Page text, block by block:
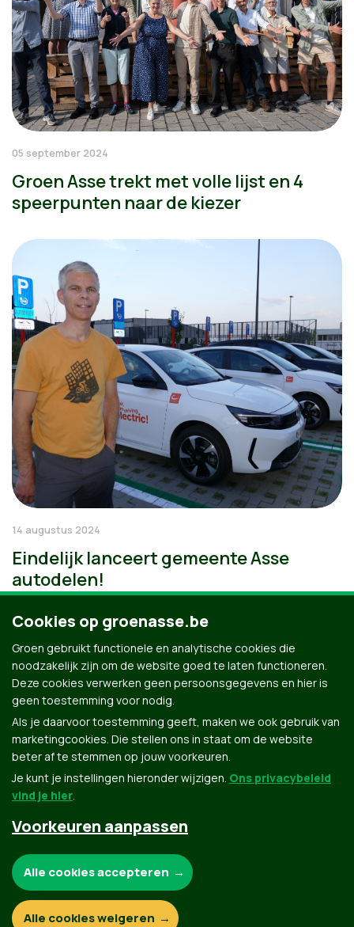
05 september 2024
Groen Asse trekt met volle lijst en 4
speerpunten naar de kiezer
14 augustus 2024
Eindelijk lanceert gemeente Asse
autodelen!
Groen.be
Contact Privacybeleid
Cookies op groenasse.be
Groen gebruikt functionele en analytische cookies die
noodzakelijk zijn om de website goed te laten functioneren.
Deze cookies verwerken geen persoonsgegevens en hier is
geen toestemming voor nodig.
Als je daarvoor toestemming geeft, maken we ook gebruik van
marketingcookies. Die stellen ons in staat om de website
beter af te stemmen op jouw voorkeuren.
Je kunt je instellingen hieronder wijzigen. Ons privacybeleid
vind je hier.
Voorkeuren aanpassen
Functionele en analytische cookies:
Alle cookies accepteren
Alle cookies weigeren